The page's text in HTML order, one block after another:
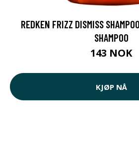
REDKEN FRIZZ DISMISS
SHAMPOO
143 NOK
KJØP NÅ